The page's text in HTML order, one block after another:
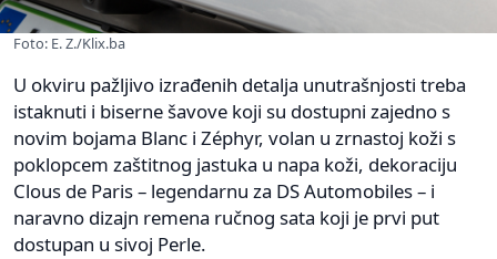
Foto: E. Z./Klix.ba
U okviru pažljivo izrađenih detalja unutrašnjosti treba
istaknuti i biserne šavove koji su dostupni zajedno s
novim bojama Blanc i Zéphyr, volan u zrnastoj koži s
poklopcem zaštitnog jastuka u napa koži, dekoraciju
Clous de Paris – legendarnu za DS Automobiles – i
naravno dizajn remena ručnog sata koji je prvi put
dostupan u sivoj Perle.